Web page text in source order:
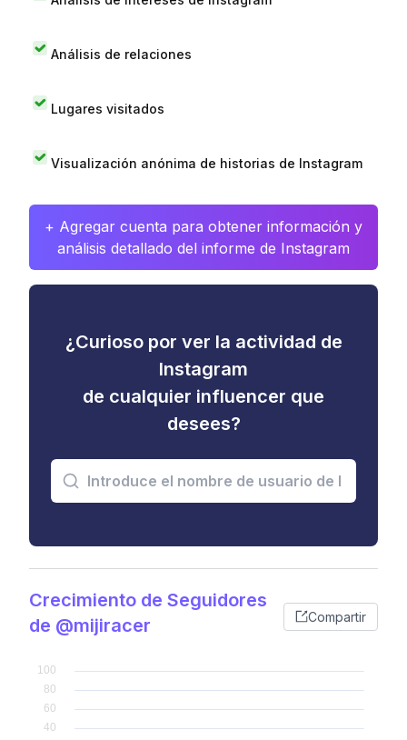
Análisis de relaciones
Lugares visitados
Visualización anónima de historias de Instagram
+ Agregar cuenta para obtener información y
análisis detallado del informe de Instagram
¿Curioso por ver la actividad de
Instagram
de cualquier influencer que
desees?
Crecimiento de Seguidores
de @mijiracer
Compartir